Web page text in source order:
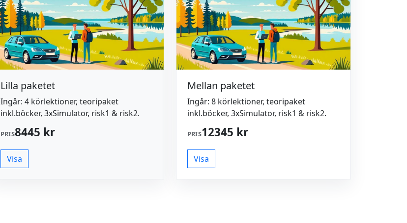
Lilla paketet
Ingår: 4 körlektioner, teoripaket
inkl.böcker, 3xSimulator, risk1 & risk2.
PRIS8445 kr
Visa
Mellan paketet
Ingår: 8 körlektioner, teoripaket
inkl.böcker, 3xSimulator, risk1 & risk2.
PRIS12345 kr
Visa